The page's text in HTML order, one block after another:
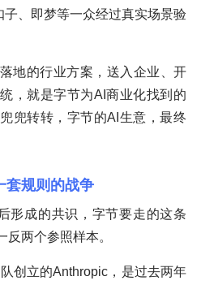
、即梦等一众经过真实场景验
地的行业方案，送入企业、开
，就是字节为AI商业化找到的
兜转转，字节的AI生意，最终
套规则的战争
形成的共识，字节要走的这条
两个参照样本。
创立的Anthropic，是过去两年